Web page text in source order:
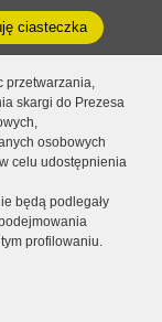
ciasteczka
przetwarzania,
skargi do Prezesa
osobowych
celu udostępnienia
będą podlegały
profilowaniu.